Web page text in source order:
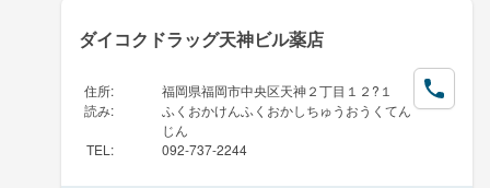
ダイコクドラッグ天神ビル薬店
住所:
福岡県福岡市中央区天神２丁目１２?１
読み:
ふくおかけんふくおかしちゅうおうくてん
じん
TEL : 092-737-2244